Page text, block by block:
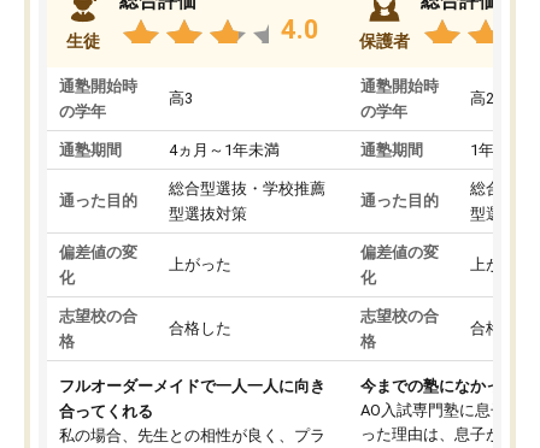
生徒 4.0
通塾開始時
の学年
高3
通塾期間 4ヵ月～1年未満
通った目的
総合型選抜・学校推薦
型選抜対策
偏差値の変
化
上がった
志望校の合
格
合格した
フルオーダーメイドで一人一人に向き
合ってくれる
私の場合、先生との相性が良く、プラ
保護者
通塾開始時
の学年
高2
通塾期間 1年以上
通った目的
総合型選
型選抜対
偏差値の変
化
上がった
志望校の合
格
合格した
今までの塾になかった
AO入試専門塾に息子を
った理由は、息子が高校